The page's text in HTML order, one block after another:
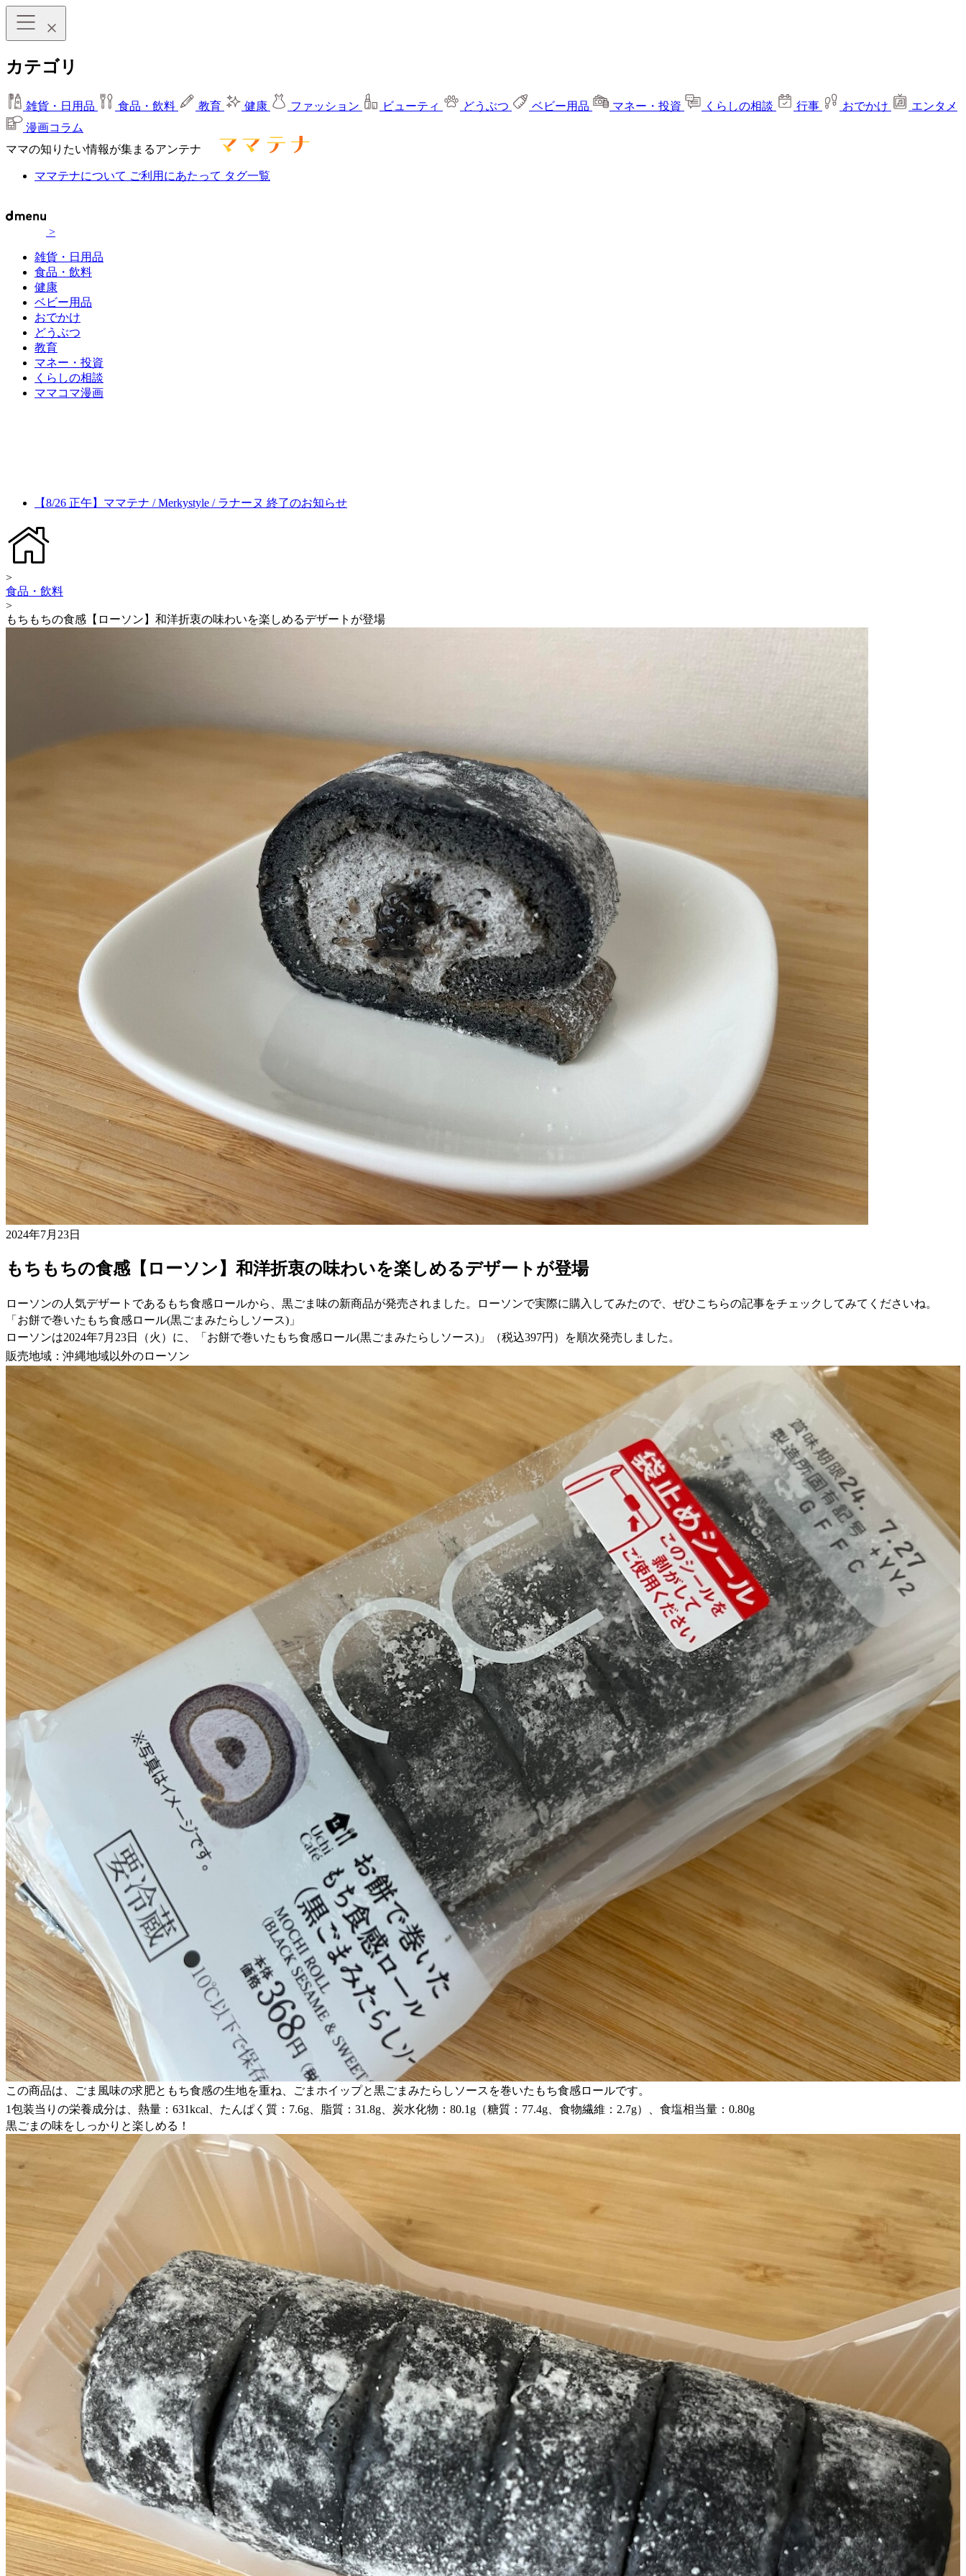
カテゴリ
雑貨・日用品 食品・飲料 教育 健康 ファッション ビューティ どうぶつ ベビー用品 マネー・投資 くらしの相談 行事 おでかけ
エンタメ
漫画コラム
ママの知りたい情報が集まるアンテナ
ママテナについて ご利用にあたって タグ一覧
>
雑貨・日用品
食品・飲料
健康
ベビー用品
おでかけ
どうぶつ
教育
マネー・投資
くらしの相談
ママコマ漫画
【8/26 正午】ママテナ / Merkystyle / ラナーヌ 終了のお知らせ
>
食品・飲料
>
もちもちの食感【ローソン】和洋折衷の味わいを楽しめるデザートが登場
2024年7月23日
もちもちの食感【ローソン】和洋折衷の味わいを楽しめるデザートが登場
ローソンの人気デザートであるもち食感ロールから、黒ごま味の新商品が発売されました。ローソンで実際に購入してみたので、ぜひこちらの記事をチェックしてみてくださいね。
「お餅で巻いたもち食感ロール(黒ごまみたらしソース)」
ローソンは2024年7月23日（火）に、「お餅で巻いたもち食感ロール(黒ごまみたらしソース)」（税込397円）を順次発売しました。
販売地域：沖縄地域以外のローソン
この商品は、ごま風味の求肥ともち食感の生地を重ね、ごまホイップと黒ごまみたらしソースを巻いたもち食感ロールです。
1包装当りの栄養成分は、熱量：631kcal、たんぱく質：7.6g、脂質：31.8g、炭水化物：80.1g（糖質：77.4g、食物繊維：2.7g）、食塩相当量：0.80g
黒ごまの味をしっかりと楽しめる！